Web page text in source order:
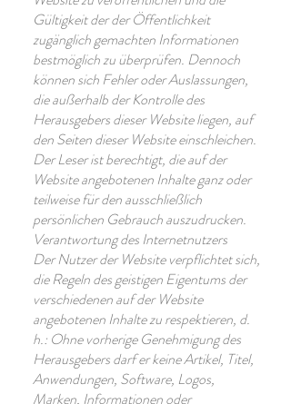
Gültigkeit der der Öffentlichkeit
zugänglich gemachten Informationen
bestmöglich zu überprüfen. Dennoch
können sich Fehler oder Auslassungen,
die außerhalb der Kontrolle des
Herausgebers dieser Website liegen, auf
den Seiten dieser Website einschleichen.
Der Leser ist berechtigt, die auf der
Website angebotenen Inhalte ganz oder
teilweise für den ausschließlich
persönlichen Gebrauch auszudrucken.
Verantwortung des Internetnutzers
Der Nutzer der Website verpflichtet sich,
die Regeln des geistigen Eigentums der
verschiedenen auf der Website
angebotenen Inhalte zu respektieren, d.
h.: Ohne vorherige Genehmigung des
Herausgebers darf er keine Artikel, Titel,
Anwendungen, Software, Logos,
Marken, Informationen oder